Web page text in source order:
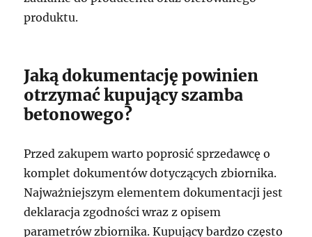
produktu.
Jaką dokumentację powinien
otrzymać kupujący szamba
betonowego?
Przed zakupem warto poprosić sprzedawcę o
komplet dokumentów dotyczących zbiornika.
Najważniejszym elementem dokumentacji jest
deklaracja zgodności wraz z opisem
parametrów zbiornika. Kupujący bardzo często